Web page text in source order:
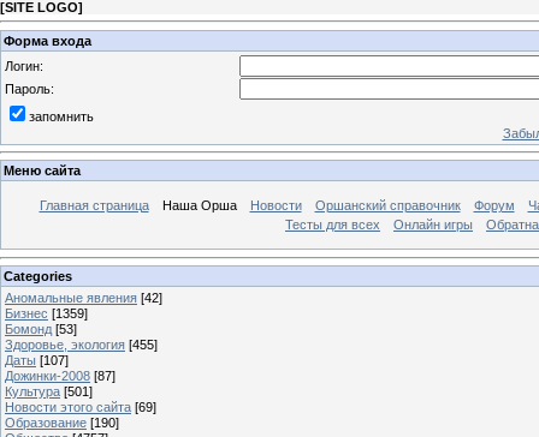
[SITE LOGO]
Форма входа
Логин:
Пароль:
запомнить
Меню сайта
Главная страница Наша Орша Новости Оршанский справочник Форум
Тесты для всех
Онлайн игры
Categories
Аномальные явления [42]
Бизнес [1359]
Бомонд [53]
Здоровье, экология [455]
Даты [107]
Дожинки-2008 [87]
Культура [501]
Новости этого сайта [69]
Образование [190]